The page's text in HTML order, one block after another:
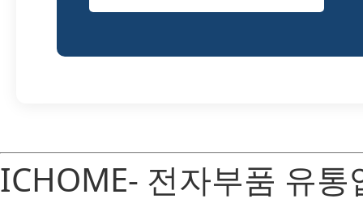
ICHOME- 전자부품 유